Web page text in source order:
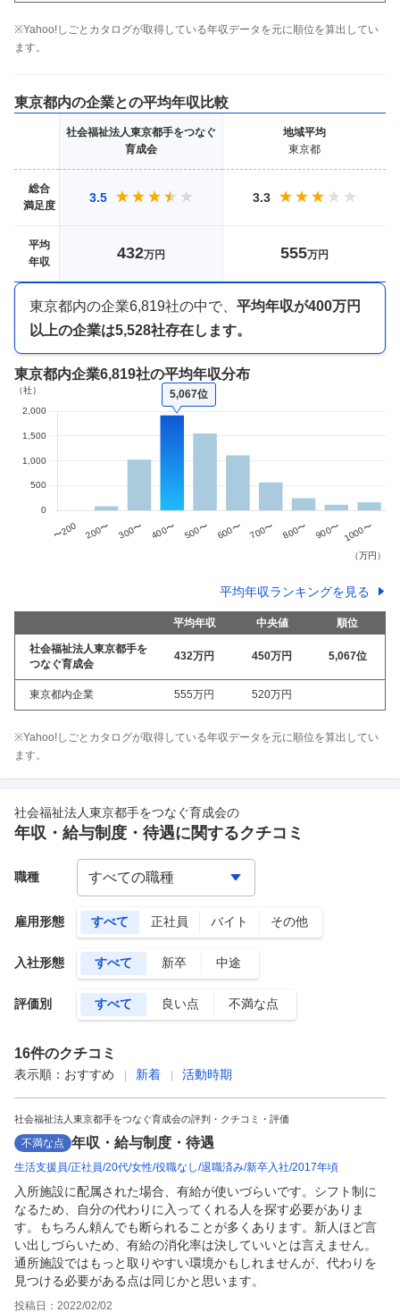
※Yahoo!しごとカタログが取得している年収データを元に順位を算出してい
ます。
東京都内の企業との平均年収比較
社会福祉法人東京都手をつなぐ
育成会
地域平均
東京都
総合
満足度
3.5 3.3
平均
年収
432万円 555万円
東京都内の企業6,819社の中で、 平均年収が400万円
以上の企業は5,528社存在します。
東京都内企業6,819社の平均年収分布
5,067位
平均年収ランキングを見る
平均年収 中央値 順位
社会福祉法人東京都手を
つなぐ育成会
432万円 450万円 5,067位
東京都内企業 555万円 520万円
※Yahoo!しごとカタログが取得している年収データを元に順位を算出してい
ます。
社会福祉法人東京都手をつなぐ育成会の
年収・給与制度・待遇に関するクチコミ
雇用形態 すべて 正社員 バイト その他
入社形態 すべて 新卒 中途
評価別 すべて 良い点 不満な点
職種
16件のクチコミ
表示順： おすすめ 新着 活動時期
社会福祉法人東京都手をつなぐ育成会の評判・クチコミ・評価
不満な点 年収・給与制度・待遇
生活支援員 正社員 20代 女性 役職なし 退職済み 新卒入社 2017年頃
入所施設に配属された場合、有給が使いづらいです。シフト制に
なるため、自分の代わりに入ってくれる人を探す必要がありま
す。もちろん頼んでも断られることが多くあります。新人ほど言
い出しづらいため、有給の消化率は決していいとは言えません。
通所施設ではもっと取りやすい環境かもしれませんが、代わりを
見つける必要がある点は同じかと思います。
投稿日： 2022/02/02